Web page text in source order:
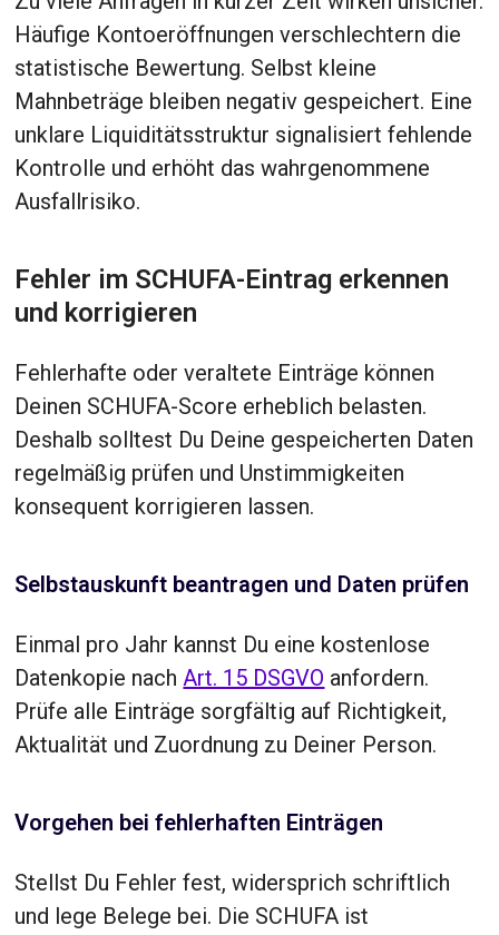
Häufige Kontoeröffnungen verschlechtern die
statistische Bewertung. Selbst kleine
Mahnbeträge bleiben negativ gespeichert. Eine
unklare Liquiditätsstruktur signalisiert fehlende
Kontrolle und erhöht das wahrgenommene
Ausfallrisiko.
Fehler im SCHUFA-Eintrag erkennen
und korrigieren
Fehlerhafte oder veraltete Einträge können
Deinen SCHUFA-Score erheblich belasten.
Deshalb solltest Du Deine gespeicherten Daten
regelmäßig prüfen und Unstimmigkeiten
konsequent korrigieren lassen.
Selbstauskunft beantragen und Daten prüfen
Einmal pro Jahr kannst Du eine kostenlose
Datenkopie nachArt. 15 DSGVO anfordern.
Prüfe alle Einträge sorgfältig auf Richtigkeit,
Aktualität und Zuordnung zu Deiner Person.
Vorgehen bei fehlerhaften Einträgen
Stellst Du Fehler fest, widersprich schriftlich
und lege Belege bei. Die SCHUFA ist